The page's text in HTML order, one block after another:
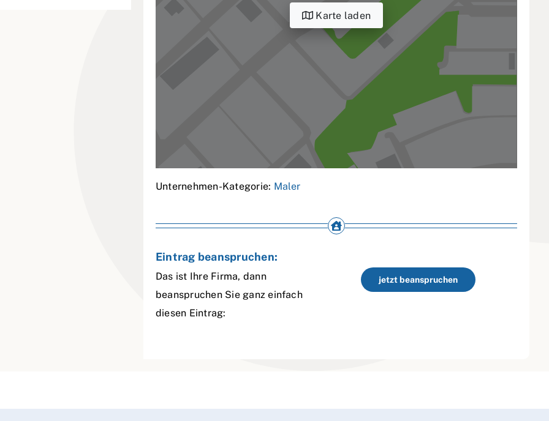
Karte laden
Unternehmen-Kategorie: Maler
Eintrag beanspruchen:
Das ist Ihre Firma, dann
beanspruchen Sie ganz einfach
diesen Eintrag:
jetzt beanspruchen